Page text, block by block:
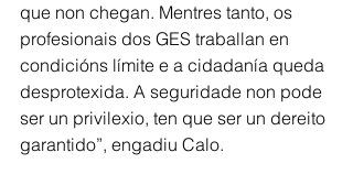
que non chegan. Mentres tanto, os
profesionais dos GES traballan en
condicións límite e a cidadanía queda
desprotexida. A seguridade non pode
ser un privilexio, ten que ser un dereito
garantido”, engadiu Calo.